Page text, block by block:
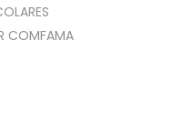
COMFAMA